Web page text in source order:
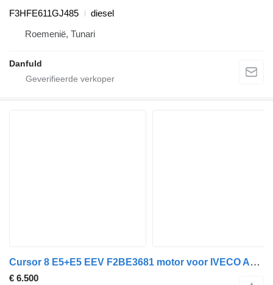
F3HFE611GJ485
diesel
Roemenië, Tunari
Danfuld
Cursor 8 E5+E5 EEV F2BE3681 motor voor IVECO AD vrachtwagen
€ 6.500